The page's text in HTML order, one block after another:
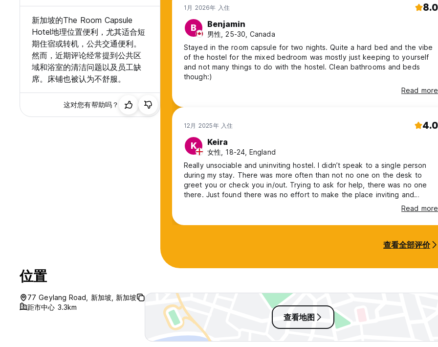
值班经理 24 小时提供紧急联系
上午 10 点至晚上 8 点值班的前台工作人员将协助客人办理入住手续
晚上 8 点后可自助入住，请发短信给我们请求自助入住
24小时在线自助入住系统即将实施。
其他需要注意的细节：
房间位于二楼，只能通过楼梯进入。
二楼有四间房，三间浴室，两间厕所，一间厕所混合浴室
入住我们的胶囊客房期间，您可以方便地前往各个区域。享受专属进入您的个人房间和客舱的权利，确保您的隐私和舒适。此外，您可以
我们酒店提供的所有公共空间。您可以在酒店大堂休息区舒适的沙发上放松身心，或使用 1 层的吧台休闲放松。如果您想享受更公共的氛
仔细检查您的储物柜，确保所有个人物品均已取出。
新加坡的The Room Capsule
Hotel地理位置便利，尤其适合短
期住宿或转机，公共交通便利。
然而，近期评论经常提到公共区
域和浴室的清洁问题以及员工缺
席。床铺也被认为不舒服。
这对您有帮助吗？
1月 2026年 入住 8.0
B Benjamin
男性, 25-30, Canada
Stayed in the room capsule for two nights. Quite a hard bed and the vibe
of the hostel for the mixed bedroom was mostly just keeping to yourself
and not many things to do with the hostel. Clean bathrooms and beds
though:)
Read more
12月 2025年 入住 4.0
K Keira
女性, 18-24, England
Really unsociable and uninviting hostel. I didn’t speak to a single person
during my stay. There was more often than not no one on the desk to
greet you or check you in/out. Trying to ask for help, there was no one
there. Just found there was no effort to make the place inviting and
warming. Glad I only stayed one night. Quite far out from the centre too.
Overall I wouldn’t return. If you are looking for a quick stop then this is the
place, but personally I wanted more from a hostel.
Read more
查看全部评价
位置
77 Geylang Road, 新加坡, 新加坡
距市中心 3.3km
查看地图